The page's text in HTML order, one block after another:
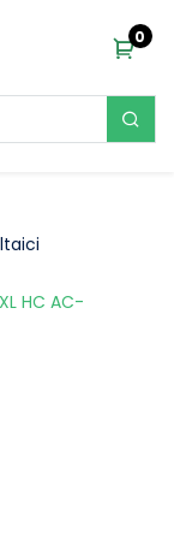
0
HC AC-